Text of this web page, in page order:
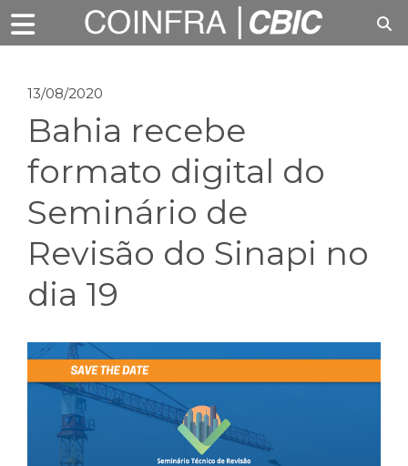
13/08/2020
Bahia recebe
formato digital do
Seminário de
Revisão do Sinapi no
dia 19